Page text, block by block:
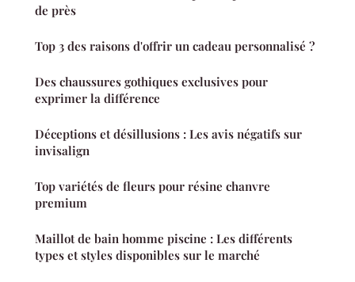
de près
Top 3 des raisons d'offrir un cadeau personnalisé ?
Des chaussures gothiques exclusives pour
exprimer la différence
Déceptions et désillusions : Les avis négatifs sur
invisalign
Top variétés de fleurs pour résine chanvre
premium
Maillot de bain homme piscine : Les différents
types et styles disponibles sur le marché